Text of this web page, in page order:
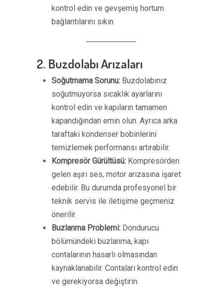
kontrol edin ve gevşemiş hortum
bağlantılarını sıkın.
2. Buzdolabı Arızaları
Soğutmama Sorunu: Buzdolabınız
soğutmuyorsa sıcaklık ayarlarını
kontrol edin ve kapıların tamamen
kapandığından emin olun. Ayrıca arka
taraftaki kondenser bobinlerini
temizlemek performansı artırabilir.
Kompresör Gürültüsü: Kompresörden
gelen aşırı ses, motor arızasına işaret
edebilir. Bu durumda profesyonel bir
teknik servis ile iletişime geçmeniz
önerilir.
Buzlanma Problemi: Dondurucu
bölümündeki buzlanma, kapı
contalarının hasarlı olmasından
kaynaklanabilir. Contaları kontrol edin
ve gerekiyorsa değiştirin.